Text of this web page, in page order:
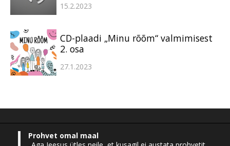
15.2.2023
CD-plaadi „Minu rõõm“ valmimisest
2. osa
27.1.2023
Prohvet omal maal